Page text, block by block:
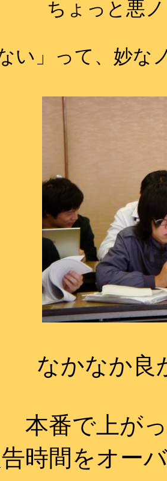
ちょっと悪
ない」って、妙
なかなか良
本番で上が
時間をオー